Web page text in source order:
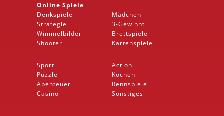
Online Spiele
Denkspiele
Strategie
Wimmelbilder
Shooter
Mädchen
3-Gewinnt
Brettspiele
Kartenspiele
Sport
Puzzle
Abenteuer
Casino
Action
Kochen
Rennspiele
Sonstiges